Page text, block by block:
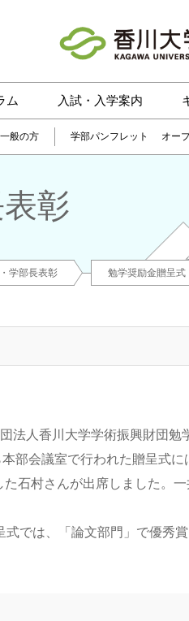
ム 入試・入学案内
般の方 学部パンフレット オー
彰
学部長表彰 勉学奨励金贈呈式
法人香川大学学術振興財団勉
部会議室で行われた贈呈式
石村さんが出席しました。
では、「論文部門」で優秀